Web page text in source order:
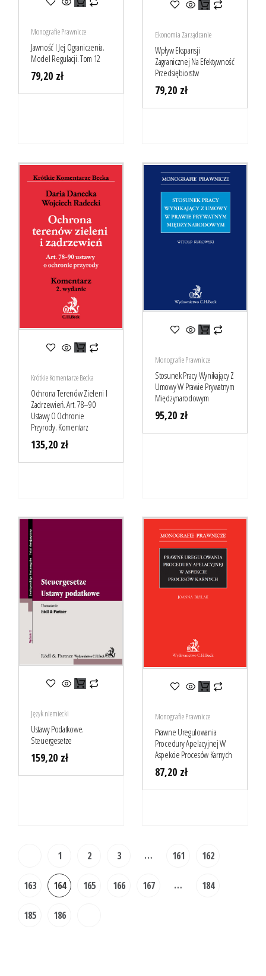
Monografie Prawnicze
Jawność I Jej Ograniczenia.
Model Regulacji. Tom 12
79,20 zł
Ekonomia Zarządzanie
Wpływ Ekspansji
Zagranicznej Na Efektywność
Przedsiębiorstw
79,20 zł
Krótkie Komentarze Becka
Ochrona Terenów Zieleni I
Zadrzewień. Art. 78–90
Ustawy O Ochronie
Przyrody. Komentarz
135,20 zł
Monografie Prawnicze
Stosunek Pracy Wynikający Z
Umowy W Prawie Prywatnym
Międzynarodowym
95,20 zł
Język niemiecki
Ustawy Podatkowe.
Steuergesetze
159,20 zł
Monografie Prawnicze
Prawne Uregulowania
Procedury Apelacyjnej W
Aspekcie Procesów Karnych
87,20 zł
1 2 3 … 161 162
163 164 165 166 167 … 184
185 186